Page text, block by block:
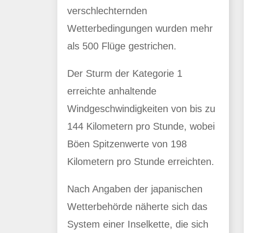
verschlechternden
Wetterbedingungen wurden mehr
als 500 Flüge gestrichen.
Der Sturm der Kategorie 1
erreichte anhaltende
Windgeschwindigkeiten von bis zu
144 Kilometern pro Stunde, wobei
Böen Spitzenwerte von 198
Kilometern pro Stunde erreichten.
Nach Angaben der japanischen
Wetterbehörde näherte sich das
System einer Inselkette, die sich